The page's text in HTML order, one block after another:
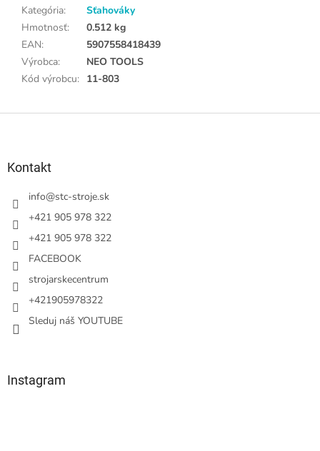
Kategória:
Sťahováky
Hmotnosť:
0.512 kg
EAN:
5907558418439
Výrobca:
NEO TOOLS
Kód výrobcu: 11-803
Kontakt
info@stc-stroje.sk
+421 905 978 322
+421 905 978 322
FACEBOOK
strojarskecentrum
+421905978322
Sleduj náš YOUTUBE
Instagram